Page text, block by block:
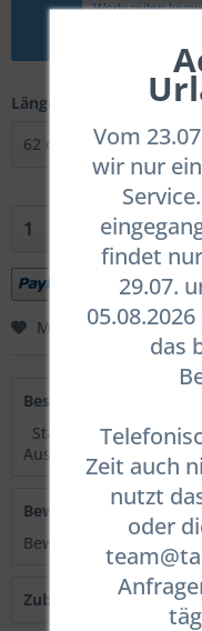
Wartezeiten
Länge:
Merken
Beschreibung
Standard Gummi
Aussengewinde auf 9/
Bewertungen
0
Bewertungen lesen,
Zubehör
Vom
wir nur
findet
29.07.
das
Zeit auch
nutzt
oder